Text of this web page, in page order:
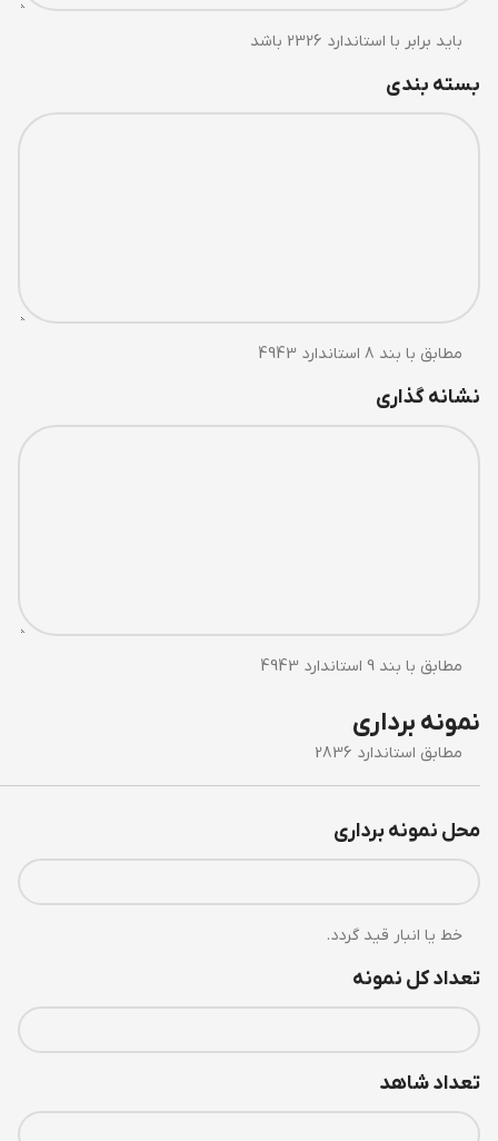
باید برابر با استاندارد 2326 باشد
بسته بندی
مطابق با بند 8 استاندارد 4943
نشانه گذاری
مطابق با بند 9 استاندارد 4943
نمونه برداری
مطابق استاندارد 2836
محل نمونه برداری
خط یا انبار قید گردد.
تعداد کل نمونه
تعداد شاهد